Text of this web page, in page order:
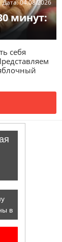
минут:
Дата:04.08.2026
себя